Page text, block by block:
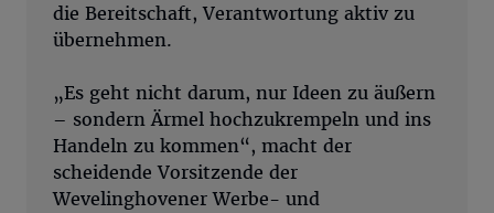
die Bereitschaft, Verantwortung aktiv zu
übernehmen.
„Es geht nicht darum, nur Ideen zu äußern
– sondern Ärmel hochzukrempeln und ins
Handeln zu kommen“, macht der
scheidende Vorsitzende der
Wevelinghovener Werbe- und